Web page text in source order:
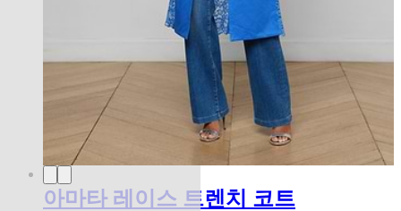
아마타 레이스 트렌치 코트